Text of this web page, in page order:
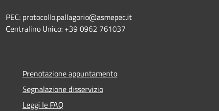
PEC: protocollo.pallagorio@asmepec.it
Centralino Unico: +39 0962 761037
Prenotazione appuntamento
Segnalazione disservizio
Leggi le FAQ